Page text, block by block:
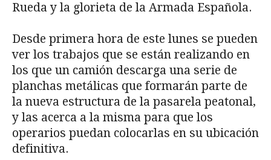
Rueda y la glorieta de la Armada Española.
Desde primera hora de este lunes se pueden
ver los trabajos que se están realizando en
los que un camión descarga una serie de
planchas metálicas que formarán parte de
la nueva estructura de la pasarela peatonal,
y las acerca a la misma para que los
operarios puedan colocarlas en su ubicación
definitiva.